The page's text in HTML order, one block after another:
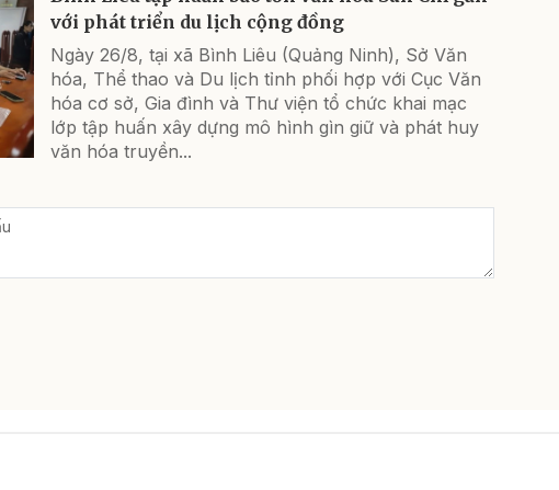
với phát triển du lịch cộng đồng
Ngày 26/8, tại xã Bình Liêu (Quảng Ninh), Sở Văn
hóa, Thể thao và Du lịch tỉnh phối hợp với Cục Văn
hóa cơ sở, Gia đình và Thư viện tổ chức khai mạc
lớp tập huấn xây dựng mô hình gìn giữ và phát huy
văn hóa truyền...